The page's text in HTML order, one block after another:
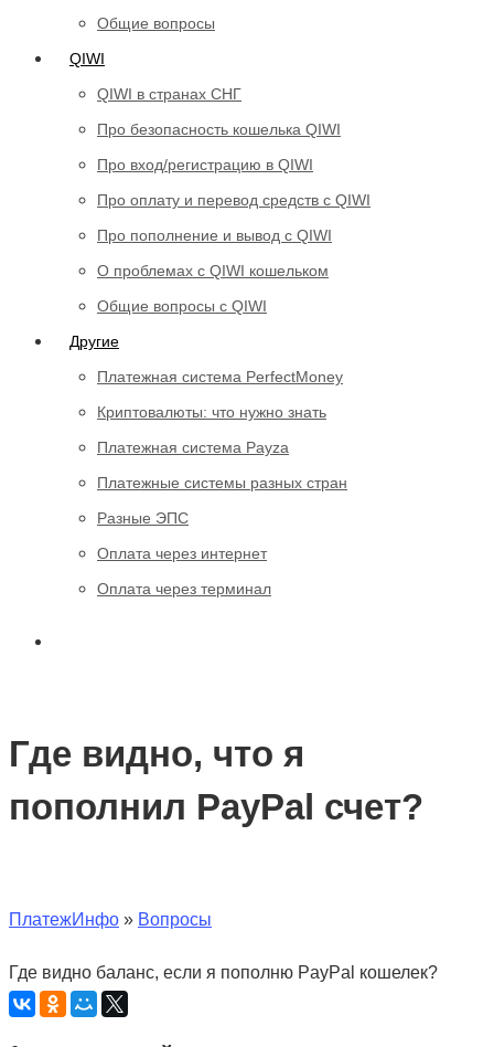
Общие вопросы
QIWI
QIWI в странах СНГ
Про безопасность кошелька QIWI
Про вход/регистрацию в QIWI
Про оплату и перевод средств c QIWI
Про пополнение и вывод с QIWI
О проблемах с QIWI кошельком
Общие вопросы с QIWI
Другие
Платежная система PerfectMoney
Криптовалюты: что нужно знать
Платежная система Payza
Платежные системы разных стран
Разные ЭПС
Оплата через интернет
Оплата через терминал
Где видно, что я
пополнил PayPal счет?
ПлатежИнфо » Вопросы
Где видно баланс, если я пополню PayPal кошелек?